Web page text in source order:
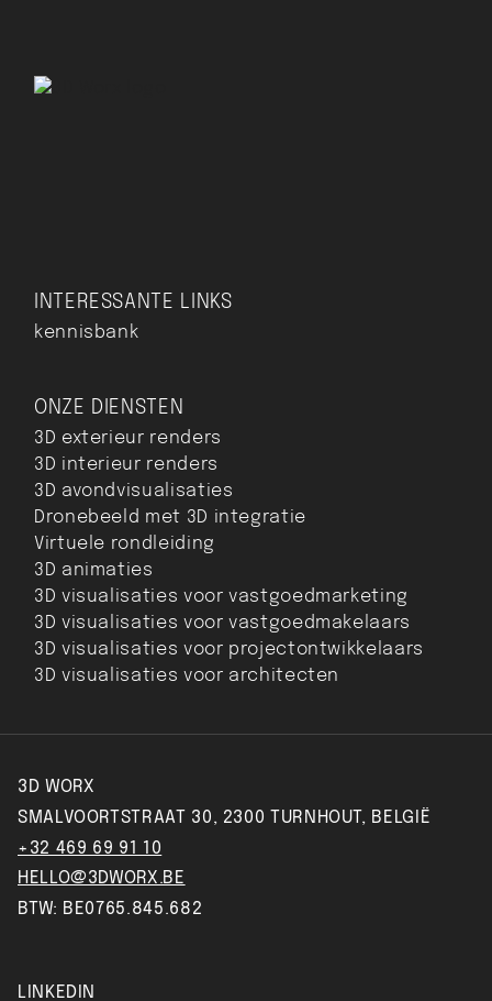
INTERESSANTE LINKS
kennisbank
ONZE DIENSTEN
3D exterieur renders
3D interieur renders
3D avondvisualisaties
Dronebeeld met 3D integratie
Virtuele rondleiding
3D animaties
3D visualisaties voor vastgoedmarketing
3D visualisaties voor vastgoedmakelaars
3D visualisaties voor projectontwikkelaars
3D visualisaties voor architecten
3D WORX
SMALVOORTSTRAAT 30, 2300 TURNHOUT, BELGIË
+32 469 69 91 10
HELLO@3DWORX.BE
BTW: BE0765.845.682
LINKEDIN